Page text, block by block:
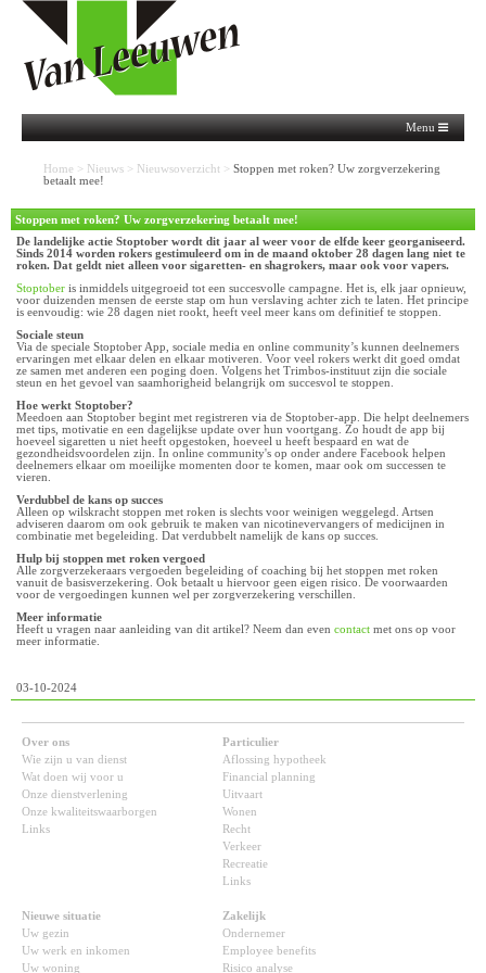
Menu
Home > Nieuws > Nieuwsoverzicht > Stoppen met roken? Uw zorgverzekering
betaalt mee!
Stoppen met roken? Uw zorgverzekering betaalt mee!
De landelijke actie Stoptober wordt dit jaar al weer voor de elfde keer georganiseerd.
Sinds 2014 worden rokers gestimuleerd om in de maand oktober 28 dagen lang niet te
roken. Dat geldt niet alleen voor sigaretten- en shagrokers, maar ook voor vapers.
Stoptober is inmiddels uitgegroeid tot een succesvolle campagne. Het is, elk jaar opnieuw,
voor duizenden mensen de eerste stap om hun verslaving achter zich te laten. Het principe
is eenvoudig: wie 28 dagen niet rookt, heeft veel meer kans om definitief te stoppen.
Sociale steun
Via de speciale Stoptober App, sociale media en online community’s kunnen deelnemers
ervaringen met elkaar delen en elkaar motiveren. Voor veel rokers werkt dit goed omdat
ze samen met anderen een poging doen. Volgens het Trimbos-instituut zijn die sociale
steun en het gevoel van saamhorigheid belangrijk om succesvol te stoppen.
Hoe werkt Stoptober?
Meedoen aan Stoptober begint met registreren via de Stoptober-app. Die helpt deelnemers
met tips, motivatie en een dagelijkse update over hun voortgang. Zo houdt de app bij
hoeveel sigaretten u niet heeft opgestoken, hoeveel u heeft bespaard en wat de
gezondheidsvoordelen zijn. In online community's op onder andere Facebook helpen
deelnemers elkaar om moeilijke momenten door te komen, maar ook om successen te
vieren.
Verdubbel de kans op succes
Alleen op wilskracht stoppen met roken is slechts voor weinigen weggelegd. Artsen
adviseren daarom om ook gebruik te maken van nicotinevervangers of medicijnen in
combinatie met begeleiding. Dat verdubbelt namelijk de kans op succes.
Hulp bij stoppen met roken vergoed
Alle zorgverzekeraars vergoeden begeleiding of coaching bij het stoppen met roken
vanuit de basisverzekering. Ook betaalt u hiervoor geen eigen risico. De voorwaarden
voor de vergoedingen kunnen wel per zorgverzekering verschillen.
Meer informatie
Heeft u vragen naar aanleiding van dit artikel? Neem dan even contact met ons op voor
meer informatie.
03-10-2024
Over ons
Wie zijn u van dienst
Wat doen wij voor u
Onze dienstverlening
Onze kwaliteitswaarborgen
Links
Particulier
Aflossing hypotheek
Financial planning
Uitvaart
Wonen
Recht
Verkeer
Recreatie
Links
Nieuwe situatie
Uw gezin
Uw werk en inkomen
Uw woning
Zakelijk
Ondernemer
Employee benefits
Risico analyse